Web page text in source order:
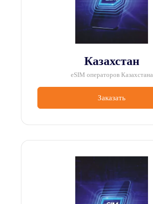
Казахстан
eSIM операторов Казахстана
Заказать